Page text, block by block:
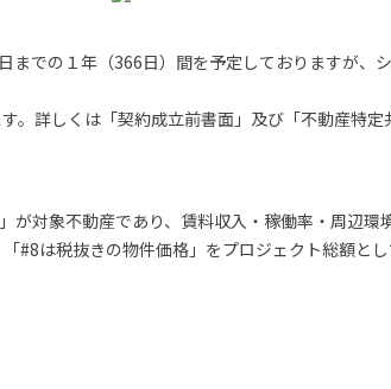
での１年（366日）間を予定しておりますが、
。詳しくは「契約成立前書面」及び「不動産特
対象不動産であり、賃料収入・稼働率・周辺
#8は税抜きの物件価格」をプロジェクト総額と